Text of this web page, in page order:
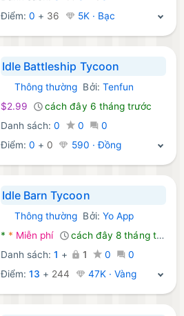
Điểm: 0 + 36 5K · Bạc
Idle Battleship Tycoon
Android Trò chơi:
Thông thường Bởi: Tenfun
$2.99
cách đây 6 tháng trước
Danh sách:0 0
0
Điểm: 0 + 0 590 · Đồng
Idle Barn Tycoon
Android Trò chơi:
Thông thường Bởi: Yo App
* * Miễn phí
cách đây 8 tháng trước
Danh sách:1 + 1 0
0
Điểm: 13 + 244 47K · Vàng